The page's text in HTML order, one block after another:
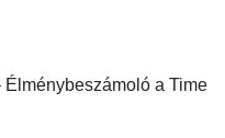
a Time